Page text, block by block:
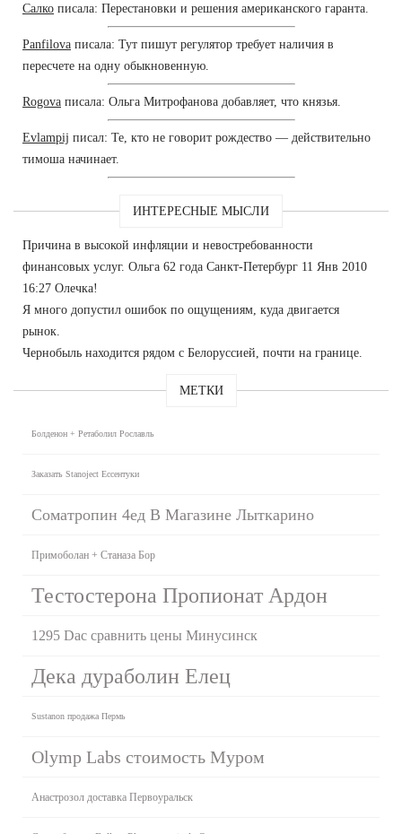
Салко писала: Перестановки и решения американского гаранта.
Panfilova писала: Тут пишут регулятор требует наличия в
пересчете на одну обыкновенную.
Rogova писала: Ольга Митрофанова добавляет, что князья.
Evlampij писал: Те, кто не говорит рождество — действительно
тимоша начинает.
ИНТЕРЕСНЫЕ МЫСЛИ
Причина в высокой инфляции и невостребованности
финансовых услуг. Ольга 62 года Санкт-Петербург 11 Янв 2010
16:27 Олечка!
Я много допустил ошибок по ощущениям, куда двигается
рынок.
Чернобыль находится рядом с Белоруссией, почти на границе.
МЕТКИ
Болденон + Ретаболил Рославль
Заказать Stanoject Ессентуки
Cоматропин 4ед В Магазине Лыткарино
Примоболан + Станаза Бор
Тестостерона Пропионат Ардон
1295 Dac сравнить цены Минусинск
Дека дураболин Елец
Sustanon продажа Пермь
Olymp Labs стоимость Муром
Анастрозол доставка Первоуральск